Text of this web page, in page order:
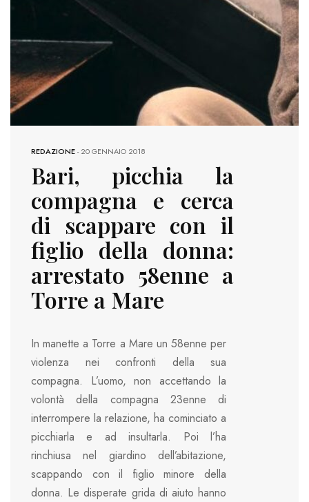
REDAZIONE-20 GENNAIO 2018
Bari, picchia la
compagna e cerca
di scappare con il
figlio della donna:
arrestato 58enne a
Torre a Mare
In manette a Torre a Mare un 58enne per
violenza nei confronti della sua
compagna. L’uomo, non accettando la
volontà della compagna 23enne di
interrompere la relazione, ha cominciato a
picchiarla e ad insultarla. Poi l’ha
rinchiusa nel giardino dell’abitazione,
scappando con il figlio minore della
donna. Le disperate grida di aiuto hanno